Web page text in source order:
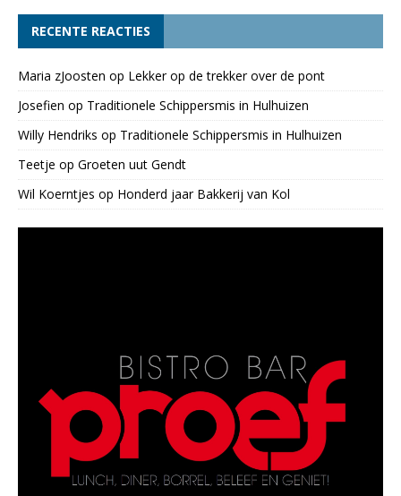
RECENTE REACTIES
Maria zJoosten op Lekker op de trekker over de pont
Josefien op Traditionele Schippersmis in Hulhuizen
Willy Hendriks op Traditionele Schippersmis in Hulhuizen
Teetje op Groeten uut Gendt
Wil Koerntjes op Honderd jaar Bakkerij van Kol